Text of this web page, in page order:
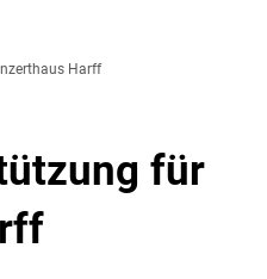
Harff
für